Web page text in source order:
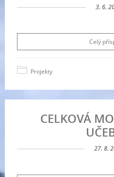
3. 6.
Celý
Projekty
CELKOVÁ
27. 8.